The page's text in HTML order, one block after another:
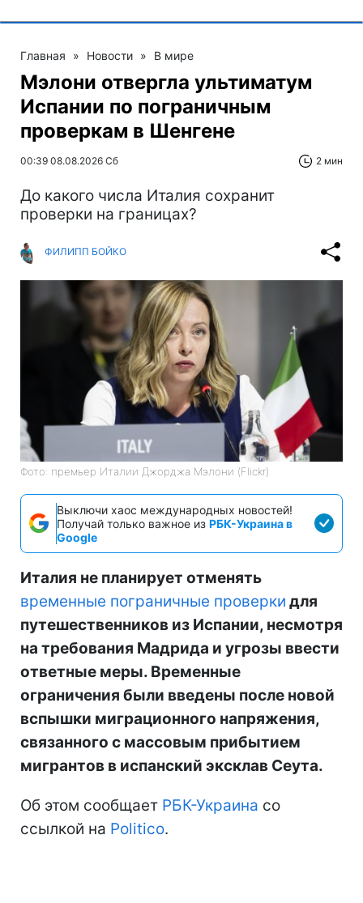
Главная » Новости » В мире
Мэлони отвергла ультиматум
Испании по пограничным
проверкам в Шенгене
00:39 08.08.2026 Сб 2 мин
До какого числа Италия сохранит
проверки на границах?
ФИЛИПП БОЙКО
Фото: премьер Италии Джорджа Мэлони (Flickr)
Выключи хаос международных новостей!
Получай только важное из РБК-Украина в
Google
Италия не планирует отменять
временные пограничные проверки для
путешественников из Испании, несмотря
на требования Мадрида и угрозы ввести
ответные меры. Временные
ограничения были введены после новой
вспышки миграционного напряжения,
связанного с массовым прибытием
мигрантов в испанский эксклав Сеута.
Об этом сообщает РБК-Украина со
ссылкой на Politico.